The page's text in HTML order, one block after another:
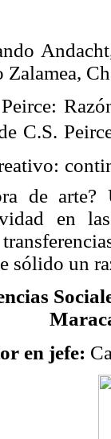
C.S.
de
en
sólido un
en jefe: